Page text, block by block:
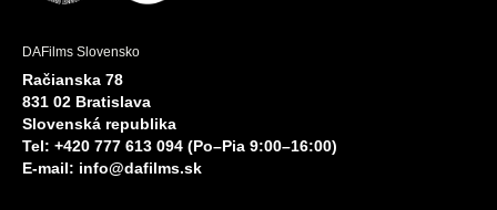
DAFilms Slovensko
Račianska 78
831 02 Bratislava
Slovenská republika
Tel: +420 777 613 094 (Po–Pia 9:00–16:00)
E-mail: info@dafilms.sk